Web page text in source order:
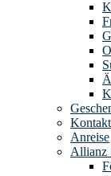
Kontakt
Anreise
Allianz